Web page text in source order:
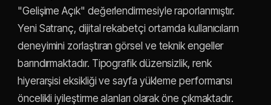
"Gelişime Açık" değerlendirmesiyle raporlanmıştır.
Yeni Satranç, dijital rekabetçi ortamda kullanıcıların
deneyimini zorlaştıran görsel ve teknik engeller
barındırmaktadır. Tipografik düzensizlik, renk
hiyerarşisi eksikliği ve sayfa yükleme performansı
öncelikli iyileştirme alanları olarak öne çıkmaktadır.